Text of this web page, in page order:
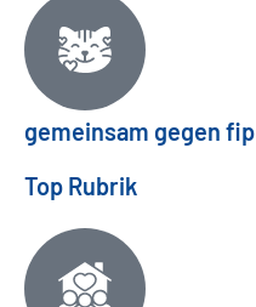
gemeinsam gegen fip
Top Rubrik